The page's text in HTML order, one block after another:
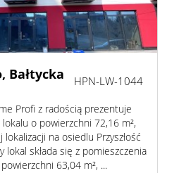
Bałtycka HPN-LW-1044
Profi z radością prezentuje
o powierzchni 72,16 m²,
lokalizacji na osiedlu Przyszłość
lokal składa się z pomieszczenia
63,04 m², ...